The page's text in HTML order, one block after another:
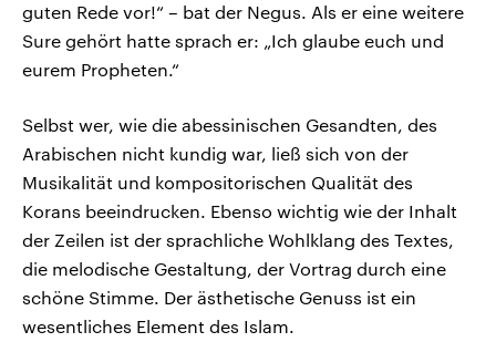
guten Rede vor!“ – bat der Negus. Als er eine weitere
Sure gehört hatte sprach er: „Ich glaube euch und
eurem Propheten.“
Selbst wer, wie die abessinischen Gesandten, des
Arabischen nicht kundig war, ließ sich von der
Musikalität und kompositorischen Qualität des
Korans beeindrucken. Ebenso wichtig wie der Inhalt
der Zeilen ist der sprachliche Wohlklang des Textes,
die melodische Gestaltung, der Vortrag durch eine
schöne Stimme. Der ästhetische Genuss ist ein
wesentliches Element des Islam.